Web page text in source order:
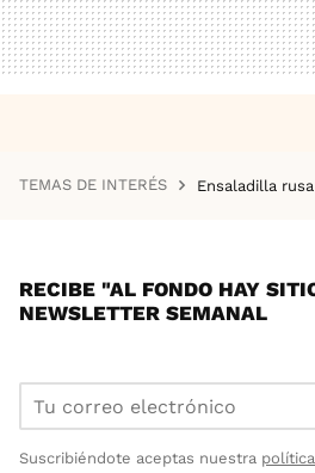
TEMAS DE INTERÉS Ensaladilla rusa
RECIBE "AL FONDO HAY
NEWSLETTER SEMANAL
Suscribiéndote aceptas nuestra